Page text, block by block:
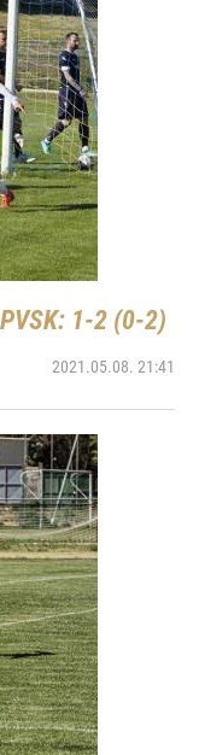
1-2 (0-2)
2021.05.08. 21:41